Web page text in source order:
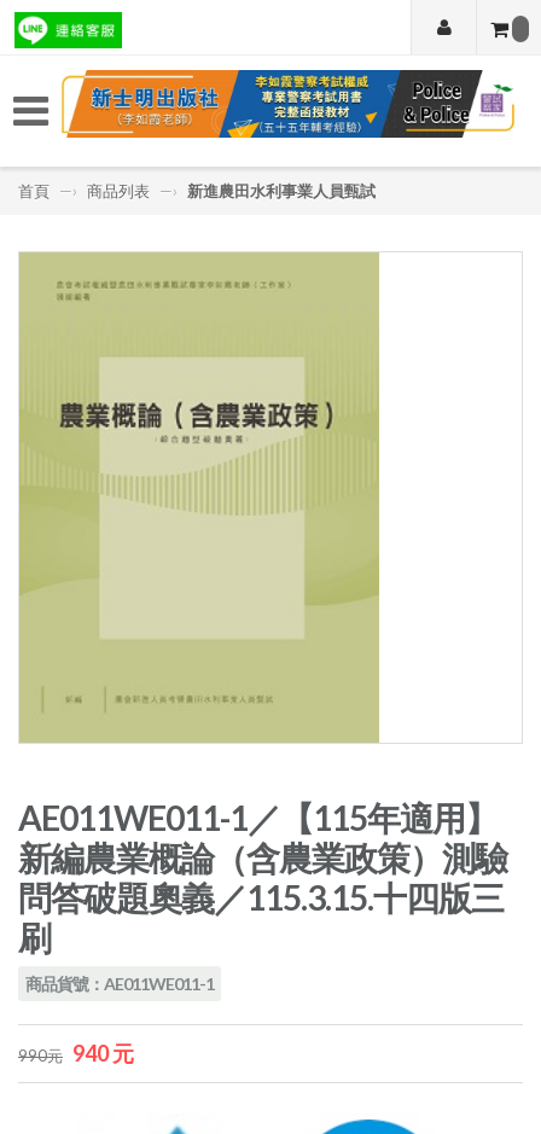
首頁 —› 商品列表 —› 新進農田水利事業人員甄試
AE011WE011-1／【115年適用】
新編農業概論（含農業政策）測驗
問答破題奧義／115.3.15.十四版三
刷
商品貨號：AE011WE011-1
990元 940 元